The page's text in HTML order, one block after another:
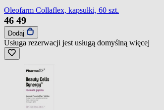
Oleofarm Collaflex, kapsułki, 60 szt.
46 49
Dodaj
Usługa rezerwacji jest usługą domyślną więcej